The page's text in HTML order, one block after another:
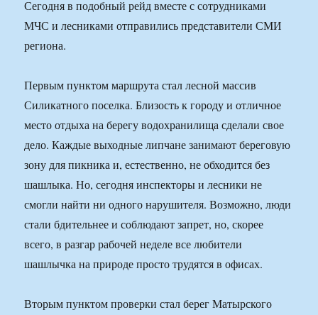
Сегодня в подобный рейд вместе с сотрудниками
МЧС и лесниками отправились представители СМИ
региона.
Первым пунктом маршрута стал лесной массив
Силикатного поселка. Близость к городу и отличное
место отдыха на берегу водохранилища сделали свое
дело. Каждые выходные липчане занимают береговую
зону для пикника и, естественно, не обходится без
шашлыка. Но, сегодня инспекторы и лесники не
смогли найти ни одного нарушителя. Возможно, люди
стали бдительнее и соблюдают запрет, но, скорее
всего, в разгар рабочей неделе все любители
шашлычка на природе просто трудятся в офисах.
Вторым пунктом проверки стал берег Матырского